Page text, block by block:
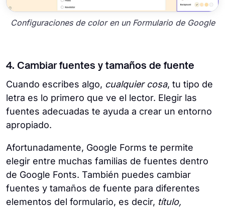
Configuraciones de color en un Formulario de Google
4. Cambiar fuentes y tamaños de fuente
Cuando escribes algo, cualquier cosa, tu tipo de
letra es lo primero que ve el lector. Elegir las
fuentes adecuadas te ayuda a crear un entorno
apropiado.
Afortunadamente, Google Forms te permite
elegir entre muchas familias de fuentes dentro
de Google Fonts. También puedes cambiar
fuentes y tamaños de fuente para diferentes
elementos del formulario, es decir, título,